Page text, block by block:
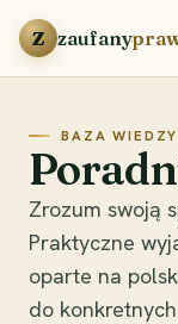
Przejdź do treści
Z zaufany
BAZA WIEDZY
Zrozum swoją
Praktyczne
oparte na
do